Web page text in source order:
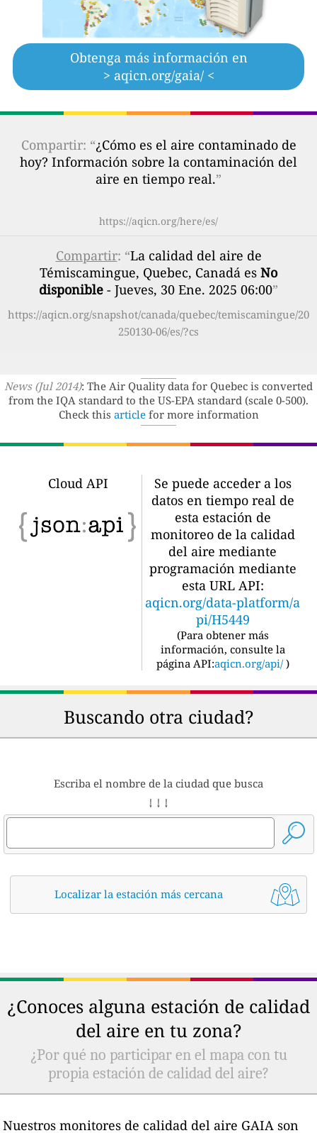
Obtenga más información en
> aqicn.org/gaia/ <
Compartir: “¿Cómo es el aire contaminado de
hoy? Información sobre la contaminación del
aire en tiempo real.”
https://aqicn.org/here/es/
Compartir: “La calidad del aire de
Témiscamingue, Quebec, Canadá es No
disponible - Jueves, 30 Ene. 2025 06:00”
https://aqicn.org/snapshot/canada/quebec/temiscamingue/20
250130-06/es/?cs
News (Jul 2014): The Air Quality data for Quebec is converted
from the IQA standard to the US-EPA standard (scale 0-500).
Check this articlefor more information
Cloud API
Se puede acceder a los
datos en tiempo real de
esta estación de
monitoreo de la calidad
del aire mediante
programación mediante
esta URL API:
aqicn.org/data-platform/a
pi/H5449
(Para obtener más
información, consulte la
página API:aqicn.org/api/ )
Buscando otra ciudad?
Escriba el nombre de la ciudad que busca
↓ ↓ ↓
Localizar la estación más cercana
¿Conoces alguna estación de calidad
del aire en tu zona?
¿Por qué no participar en el mapa con tu
propia estación de calidad del aire?
Nuestros monitores de calidad del aire GAIA son